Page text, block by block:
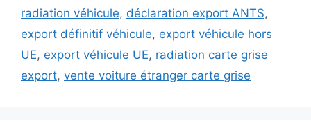
radiation véhicule, déclaration export ANTS,
export définitif véhicule, export véhicule hors
UE, export véhicule UE, radiation carte grise
export, vente voiture étranger carte grise